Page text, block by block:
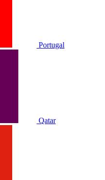
Portugal
Qatar